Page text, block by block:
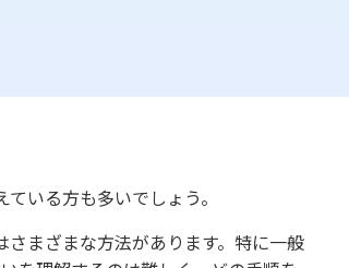
いる方も多いでしょう。
まざまな方法があります。特に一般